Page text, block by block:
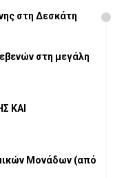
στη Δεσκάτη
στη μεγάλη
ΚΑΙ
Μονάδων (από